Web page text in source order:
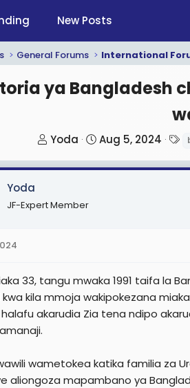
New Posts
General Forums International
ya Bangladesh
T
r
a
r
t
e
Yoda
S
a
Aug 5, 2024
g
Yoda
JF-Expert Member
33, tangu mwaka 1991 taifa la
kila mmoja wakipokezana
akarudia Zia tena ndipo
wametokea katika familia za
aliongoza mapambano ya